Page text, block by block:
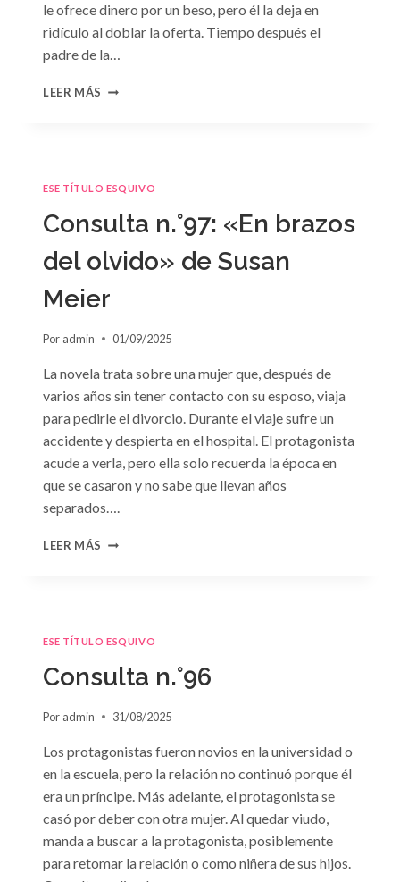
le ofrece dinero por un beso, pero él la deja en
ridículo al doblar la oferta. Tiempo después el
padre de la…
LEER MÁS CONSULTA
NEGOCIOS»
SARA
CRAVEN
ESE TÍTULO ESQUIVO
Consulta n.°97: «En brazos
del olvido» de Susan
Meier
Por admin 01/09/2025
La novela trata sobre una mujer que, después de
varios años sin tener contacto con su esposo, viaja
para pedirle el divorcio. Durante el viaje sufre un
accidente y despierta en el hospital. El protagonista
acude a verla, pero ella solo recuerda la época en
que se casaron y no sabe que llevan años
separados….
LEER MÁS CONSULTA
OLVIDO»
SUSAN
ESE TÍTULO ESQUIVO
Consulta n.°96
Por admin 31/08/2025
Los protagonistas fueron novios en la universidad o
en la escuela, pero la relación no continuó porque él
era un príncipe. Más adelante, el protagonista se
casó por deber con otra mujer. Al quedar viudo,
manda a buscar a la protagonista, posiblemente
para retomar la relación o como niñera de sus hijos.